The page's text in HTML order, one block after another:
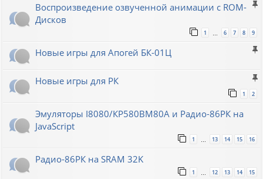
Воспроизведение озвученной анимации с ROM-
Дисков
1 6 7 8 9
Новые игры для Апогей БК-01Ц
Новые игры для РК
1 2
Эмуляторы I8080/КР580ВМ80A и Радио-86РК на
JavaScript
1 13 14 15 16
Радио-86РК на SRAM 32K
1 … 12 13 14 15